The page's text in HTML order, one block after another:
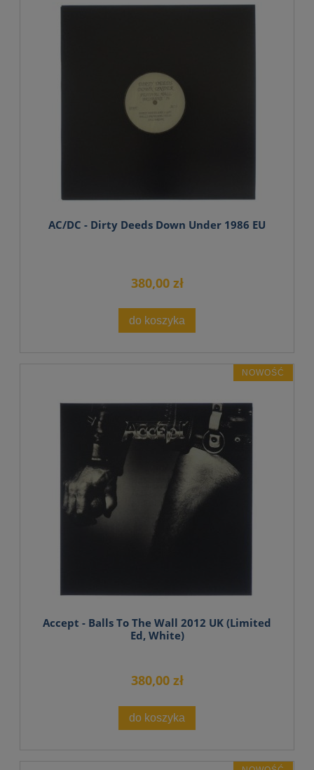
AC/DC - Dirty Deeds Down Under 1986 EU
380,00 zł
do koszyka
Accept - Balls To The Wall 2012 UK (Limited
Ed, White)
380,00 zł
do koszyka
NOWOŚĆ